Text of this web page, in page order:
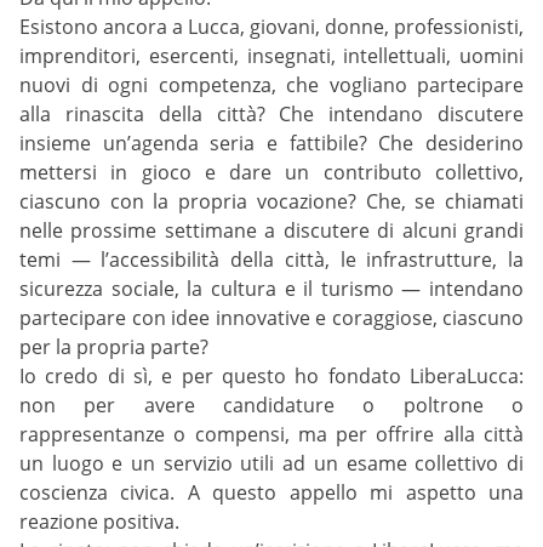
Esistono ancora a Lucca, giovani, donne, professionisti,
imprenditori, esercenti, insegnati, intellettuali, uomini
nuovi di ogni competenza, che vogliano partecipare
alla rinascita della città? Che intendano discutere
insieme un’agenda seria e fattibile? Che desiderino
mettersi in gioco e dare un contributo collettivo,
ciascuno con la propria vocazione? Che, se chiamati
nelle prossime settimane a discutere di alcuni grandi
temi — l’accessibilità della città, le infrastrutture, la
sicurezza sociale, la cultura e il turismo — intendano
partecipare con idee innovative e coraggiose, ciascuno
per la propria parte?
Io credo di sì, e per questo ho fondato LiberaLucca:
non per avere candidature o poltrone o
rappresentanze o compensi, ma per offrire alla città
un luogo e un servizio utili ad un esame collettivo di
coscienza civica. A questo appello mi aspetto una
reazione positiva.